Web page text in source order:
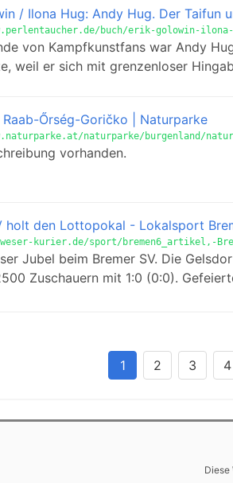
/ Ilona Hug: Andy Hug. Der Taifun
buch/erik-golowin-ilona-
von Kampfkunstfans war Andy
weil er sich mit grenzenloser
Őrség-Goričko | Naturparke
naturparke/burgenland/
vorhanden.
holt den Lottopokal - Lokalsport
kurier.de/sport/bremen6_artikel,-
Jubel beim Bremer SV. Die
Zuschauern mit 1:0 (0:0).
1 2 3 4
Diese